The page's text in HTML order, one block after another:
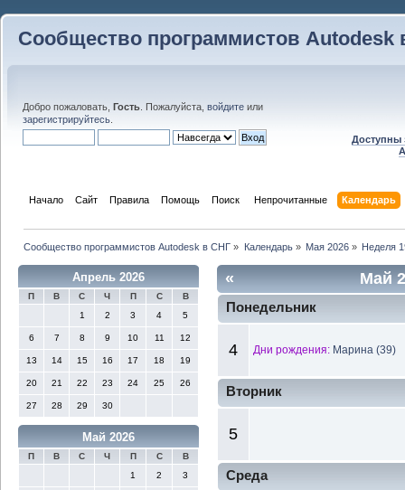
Сообщество программистов Autodesk
Добро пожаловать, Гость . Пожалуйста, войдите или
зарегистрируйтесь
Доступны
Начало Сайт Правила Помощь Поиск Непрочитанные Календарь
Сообщество программистов Autodesk в СНГ » Календарь» Мая 2026» Неделя
Апрель 2026
П В С Ч П С
В
1
2 3 4 5
6 7 8 9 10 11 12
13 14 15 16 17 18 19
20 21 22 23 24 25 26
27 28 29 30
Май 2026
П В С Ч П С
В
1
2 3
« Май
Понедельник
4 Дни рождения: Марина (39)
Вторник
5
Среда